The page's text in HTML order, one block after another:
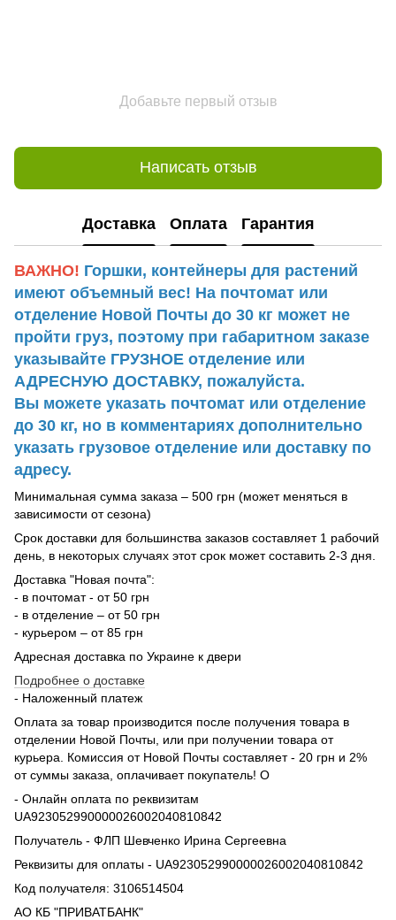
Добавьте первый отзыв
Написать отзыв
Доставка Оплата Гарантия
ВАЖНО! Горшки, контейнеры для растений
имеют объемный вес! На почтомат или
отделение Новой Почты до 30 кг может не
пройти груз, поэтому при габаритном заказе
указывайте ГРУЗНОЕ отделение или
АДРЕСНУЮ ДОСТАВКУ, пожалуйста.
Вы можете указать почтомат или отделение
до 30 кг, но в комментариях дополнительно
указать грузовое отделение или доставку по
адресу.
Минимальная сумма заказа – 500 грн (может меняться в
зависимости от сезона)
Срок доставки для большинства заказов составляет 1 рабочий
день, в некоторых случаях этот срок может составить 2-3 дня.
Доставка "Новая почта":
- в почтомат - от 50 грн
- в отделение – от 50 грн
- курьером – от 85 грн
Адресная доставка по Украине к двери
Подробнее о доставке
- Наложенный платеж
Оплата за товар производится после получения товара в
отделении Новой Почты, или при получении товара от
курьера. Комиссия от Новой Почты составляет - 20 грн и 2%
от суммы заказа, оплачивает покупатель! О
- Онлайн оплата по реквизитам
UA923052990000026002040810842
Получатель - ФЛП Шевченко Ирина Сергеевна
Реквизиты для оплаты - UA923052990000026002040810842
Код получателя: 3106514504
АО КБ "ПРИВАТБАНК"